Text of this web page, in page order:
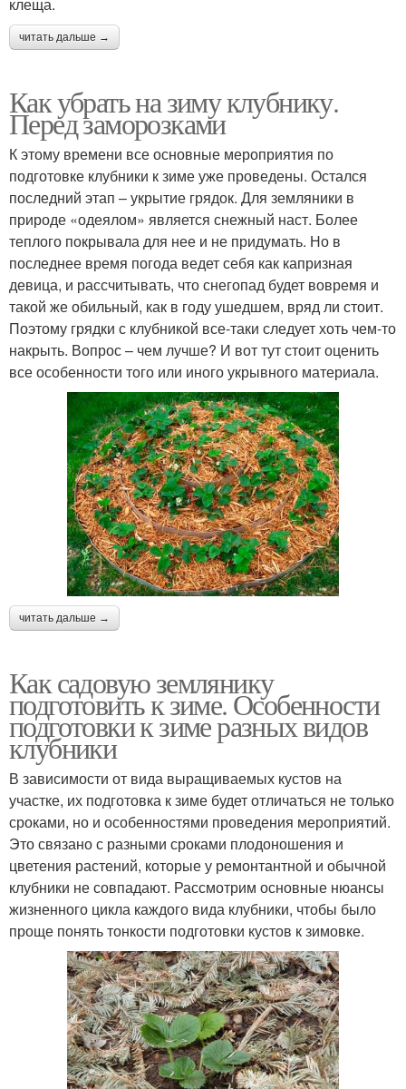
читать дальше →
Как убрать на зиму клубнику.
Перед заморозками
К этому времени все основные мероприятия по
подготовке клубники к зиме уже проведены. Остался
последний этап – укрытие грядок. Для земляники в
природе «одеялом» является снежный наст. Более
теплого покрывала для нее и не придумать. Но в
последнее время погода ведет себя как капризная
девица, и рассчитывать, что снегопад будет вовремя и
такой же обильный, как в году ушедшем, вряд ли стоит.
Поэтому грядки с клубникой все-таки следует хоть чем-то
накрыть. Вопрос – чем лучше? И вот тут стоит оценить
все особенности того или иного укрывного материала.
читать дальше →
Как садовую землянику
подготовить к зиме. Особенности
подготовки к зиме разных видов
клубники
В зависимости от вида выращиваемых кустов на
участке, их подготовка к зиме будет отличаться не только
сроками, но и особенностями проведения мероприятий.
Это связано с разными сроками плодоношения и
цветения растений, которые у ремонтантной и обычной
клубники не совпадают. Рассмотрим основные нюансы
жизненного цикла каждого вида клубники, чтобы было
проще понять тонкости подготовки кустов к зимовке.